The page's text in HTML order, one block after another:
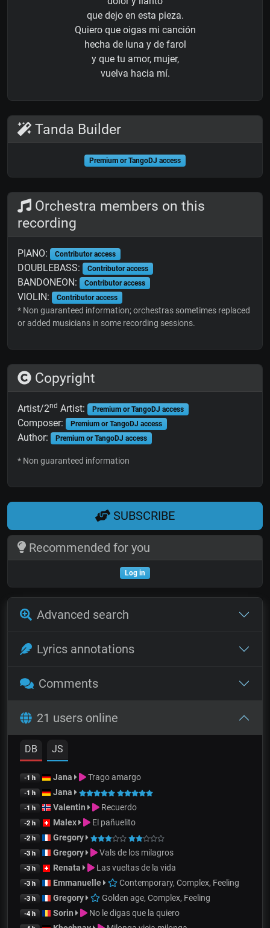
que dejo en esta pieza.
Quiero que oigas mi canción
hecha de luna y de farol
y que tu amor, mujer,
vuelva hacia mí.
Tanda Builder
Premium or TangoDJ access
Orchestra members on this
recording
PIANO: Contributor access
DOUBLEBASS: Contributor access
BANDONEON: Contributor access
VIOLIN: Contributor access
* Non guaranteed information; orchestras sometimes replaced
or added musicians in some recording sessions.
Copyright
Artist/2nd Artist: Premium or TangoDJ access
Composer: Premium or TangoDJ access
Author: Premium or TangoDJ access
* Non guaranteed information
SUBSCRIBE
Recommended for you
Log in
Advanced search
Lyrics annotations
Comments
21 users online
DB JS
-1 h Jana Trago amargo
-1 h Jana
-1 h Valentin Recuerdo
-2 h Malex El pañuelito
-2 h Gregory
-3 h Gregory Vals de los milagros
-3 h Renata Las vueltas de la vida
-3 h Emmanuelle Contemporary, Complex, Feeling
-3 h Gregory Golden age, Complex, Feeling
-4 h Sorin No le digas que la quiero